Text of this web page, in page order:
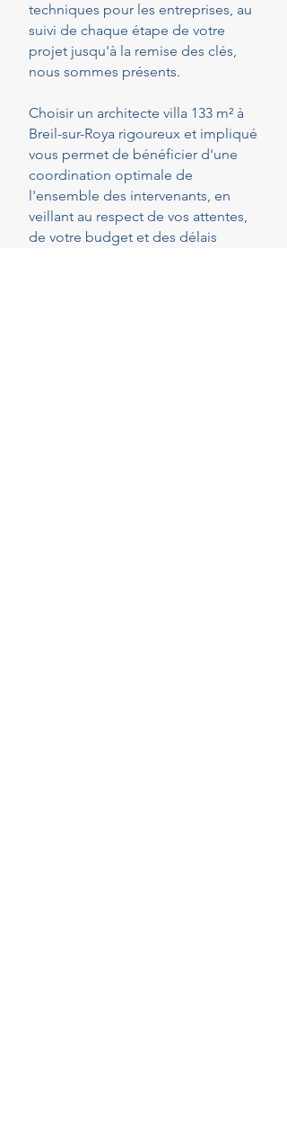
techniques pour les entreprises, au
suivi de chaque étape de votre
projet jusqu'à la remise des clés,
nous sommes présents.
Choisir un architecte villa 133 m² à
Breil-sur-Roya rigoureux et impliqué
vous permet de bénéficier d'une
coordination optimale de
l'ensemble des intervenants, en
veillant au respect de vos attentes,
de votre budget et des délais